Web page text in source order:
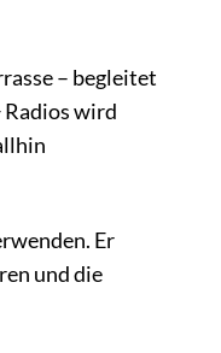
– begleitet
wird
Er
und die